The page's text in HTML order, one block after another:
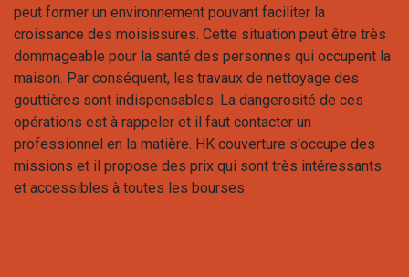
peut former un environnement pouvant faciliter la
croissance des moisissures. Cette situation peut être très
dommageable pour la santé des personnes qui occupent la
maison. Par conséquent, les travaux de nettoyage des
gouttières sont indispensables. La dangerosité de ces
opérations est à rappeler et il faut contacter un
professionnel en la matière. HK couverture s'occupe des
missions et il propose des prix qui sont très intéressants
et accessibles à toutes les bourses.